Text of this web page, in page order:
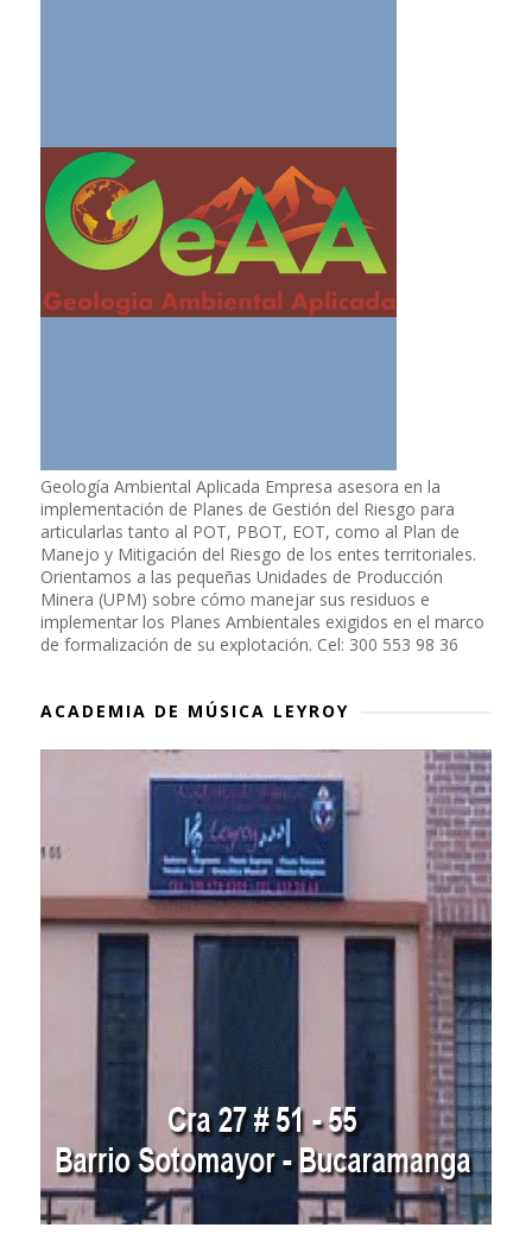
Geología Ambiental Aplicada Empresa asesora en la
implementación de Planes de Gestión del Riesgo para
articularlas tanto al POT, PBOT, EOT, como al Plan de
Manejo y Mitigación del Riesgo de los entes territoriales.
Orientamos a las pequeñas Unidades de Producción
Minera (UPM) sobre cómo manejar sus residuos e
implementar los Planes Ambientales exigidos en el marco
de formalización de su explotación. Cel: 300 553 98 36
ACADEMIA DE MÚSICA LEYROY